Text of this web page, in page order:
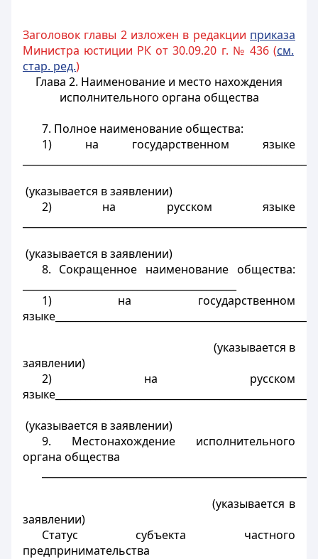
Заголовок главы 2 изложен в редакции приказа
Министра юстиции РК от 30.09.20 г. № 436 (см.
стар. ред.)
Глава 2. Наименование и место нахождения
исполнительного органа общества
7. Полное наименование общества:
1) на государственном языке
(указывается в заявлении)
2) на русском языке
(указывается в заявлении)
8. Сокращенное наименование общества:
1) на государственном
(указывается в
заявлении)
2) на русском
(указывается в заявлении)
9. Местонахождение исполнительного
органа общества
(указывается в
заявлении)
Статус субъекта частного
предпринимательства